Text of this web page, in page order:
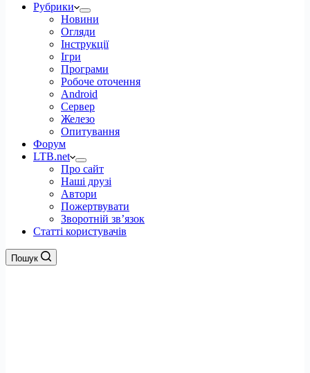
Рубрики
Новини
Огляди
Інструкції
Ігри
Програми
Робоче оточення
Android
Сервер
Железо
Опитування
Форум
LTB.net
Про сайт
Наші друзі
Автори
Пожертвувати
Зворотній зв’язок
Статті користувачів
Пошук